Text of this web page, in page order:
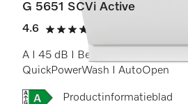
G 5651 SCVi Active
4.6
4.6 sterren op 5
A I 45 dB I Besteklade I Comfort
QuickPowerWash I AutoOpen
Online Label Flag,
Productinformatieblad